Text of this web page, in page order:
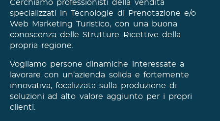
Cerchiamo professionisti della vendita
specializzati in Tecnologie di Prenotazione e/o
Web Marketing Turistico, con una buona
conoscenza delle Strutture Ricettive della
propria regione.
Vogliamo persone dinamiche interessate a
lavorare con un’azienda solida e fortemente
innovativa, focalizzata sulla produzione di
soluzioni ad alto valore aggiunto per i propri
clienti.